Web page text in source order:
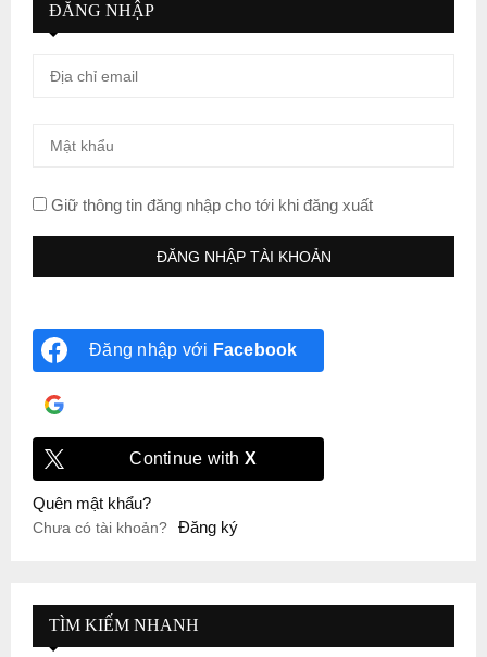
ĐĂNG NHẬP
Giữ thông tin đăng nhập cho tới khi đăng xuất
Đăng nhập với Facebook
Continue with X
Quên mật khẩu?
Chưa có tài khoản? Đăng ký
TÌM KIẾM NHANH